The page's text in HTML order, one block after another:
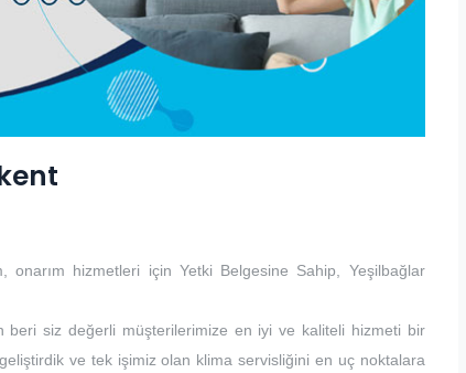
hizmetleri için Yetki Belgesine Sahip, Yeşilbağlar
beri siz değerli müşterilerimize en iyi ve kaliteli hizmeti bir
ve tek işimiz olan klima servisliğini en uç noktalara